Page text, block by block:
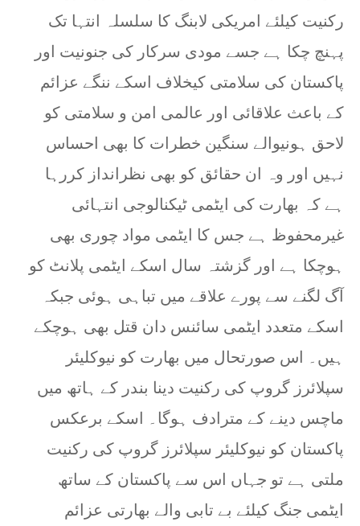
رکنیت کیلئے امریکی لابنگ کا سلسلہ انتہا تک
پہنچ چکا ہے جسے مودی سرکار کی جنونیت اور
پاکستان کی سلامتی کیخلاف اسکے ننگے عزائم
کے باعث علاقائی اور عالمی امن و سلامتی کو
لاحق ہونیوالے سنگین خطرات کا بھی احساس
نہیں اور وہ ان حقائق کو بھی نظرانداز کررہا
ہے کہ بھارت کی ایٹمی ٹیکنالوجی انتہائی
غیرمحفوظ ہے جس کا ایٹمی مواد چوری بھی
ہوچکا ہے اور گزشتہ سال اسکے ایٹمی پلانٹ کو
آگ لگنے سے پورے علاقے میں تباہی ہوئی جبکہ
اسکے متعدد ایٹمی سائنس دان قتل بھی ہوچکے
ہیں۔ اس صورتحال میں بھارت کو نیوکلیئر
سپلائرز گروپ کی رکنیت دینا بندر کے ہاتھ میں
ماچس دینے کے مترادف ہوگا۔ اسکے برعکس
پاکستان کو نیوکلیئر سپلائرز گروپ کی رکنیت
ملتی ہے تو جہاں اس سے پاکستان کے ساتھ
ایٹمی جنگ کیلئے بے تابی والے بھارتی عزائم